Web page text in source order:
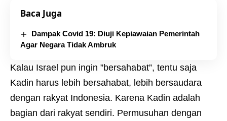
Baca Juga
Dampak Covid 19: Diuji Kepiawaian Pemerintah
Agar Negara Tidak Ambruk
Kalau Israel pun ingin ”bersahabat”, tentu saja
Kadin harus lebih bersahabat, lebih bersaudara
dengan rakyat Indonesia. Karena Kadin adalah
bagian dari rakyat sendiri. Permusuhan dengan